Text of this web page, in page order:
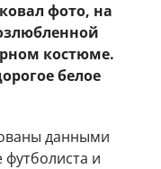
фото, на
костюме.
белое
данными
футболиста и